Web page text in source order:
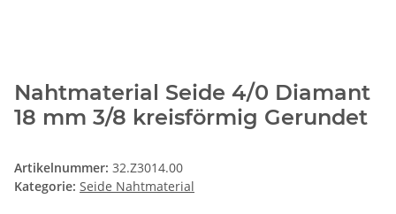
Nahtmaterial Seide 4/0 Diamant
18 mm 3/8 kreisförmig Gerundet
Artikelnummer: 32.Z3014.00
Kategorie: Seide Nahtmaterial